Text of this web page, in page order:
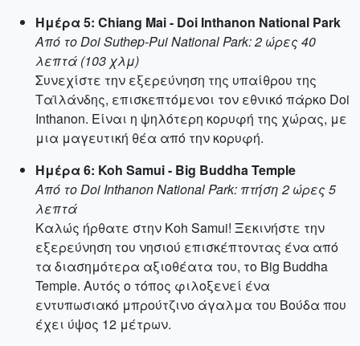
Ημέρα 5: Chiang Mai - Doi Inthanon National Park
Από το Doi Suthep-Pui National Park: 2 ώρες 40
λεπτά (103 χλμ)
Συνεχίστε την εξερεύνηση της υπαίθρου της
Ταϊλάνδης, επισκεπτόμενοι τον εθνικό πάρκο Doi
Inthanon. Είναι η ψηλότερη κορυφή της χώρας, με
μια μαγευτική θέα από την κορυφή.
Ημέρα 6: Koh Samui - Big Buddha Temple
Από το Doi Inthanon National Park: πτήση 2 ώρες 5
λεπτά
Καλώς ήρθατε στην Koh Samui! Ξεκινήστε την
εξερεύνηση του νησιού επισκέπτοντας ένα από
τα διασημότερα αξιοθέατα του, το Big Buddha
Temple. Αυτός ο τόπος φιλοξενεί ένα
εντυπωσιακό μπρούτζινο άγαλμα του Βούδα που
έχει ύψος 12 μέτρων.